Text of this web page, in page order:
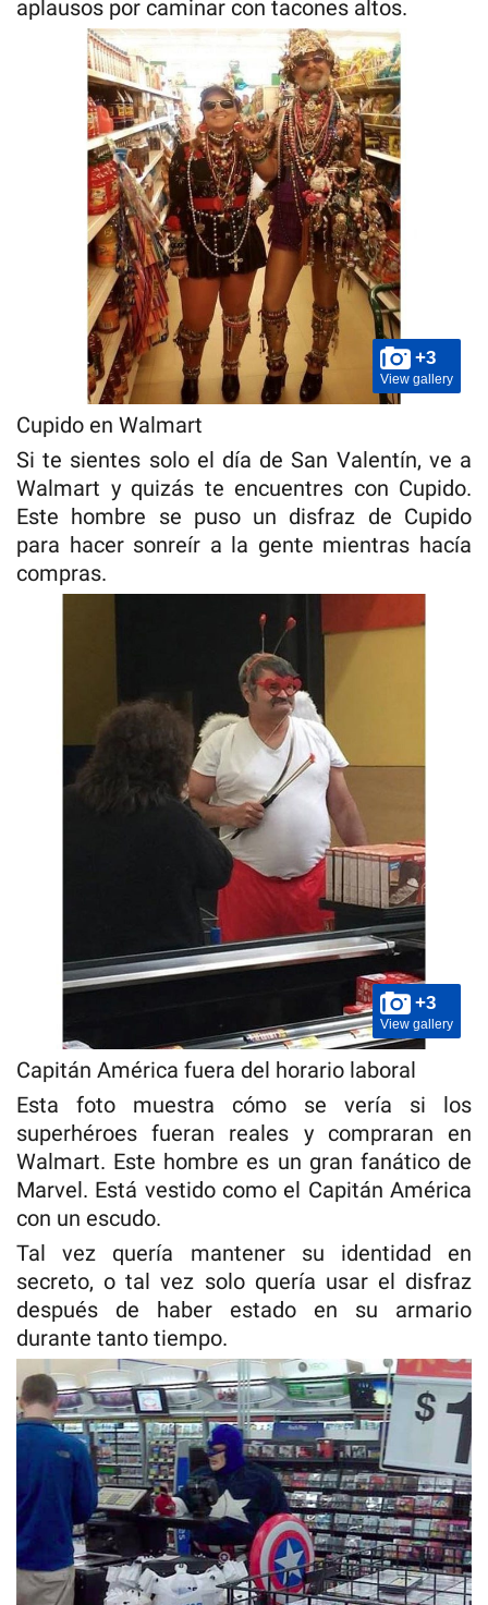
aplausos por caminar con tacones altos.
+3
View gallery
Cupido en Walmart
Si te sientes solo el día de San Valentín, ve a
Walmart y quizás te encuentres con Cupido.
Este hombre se puso un disfraz de Cupido
para hacer sonreír a la gente mientras hacía
compras.
+3
View gallery
Capitán América fuera del horario laboral
Esta foto muestra cómo se vería si los
superhéroes fueran reales y compraran en
Walmart. Este hombre es un gran fanático de
Marvel. Está vestido como el Capitán América
con un escudo.
Tal vez quería mantener su identidad en
secreto, o tal vez solo quería usar el disfraz
después de haber estado en su armario
durante tanto tiempo.